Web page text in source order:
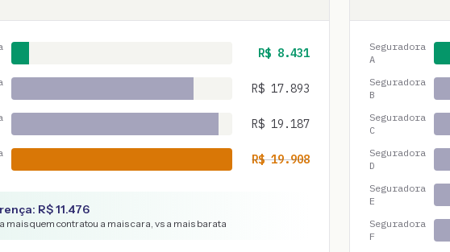
R$ 8.431
R$ 17.893
R$ 19.187
R$19.908
R$11.476
mais quem contratou a mais cara, vs a mais barata
Seguradora
A
Seguradora
B
Seguradora
C
Seguradora
D
Seguradora
E
Seguradora
F